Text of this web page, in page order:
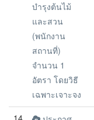
บำรุงต้นไม้
และสวน
(พนักงาน
สถานที่)
จำนวน 1
อัตรา โดยวิธี
เฉพาะเจาะจง
14